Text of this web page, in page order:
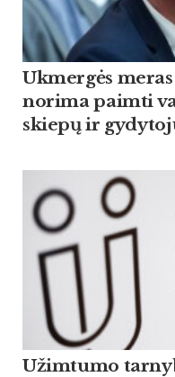
Ukmergės
norima paimti
skiepų ir
Užimtumo